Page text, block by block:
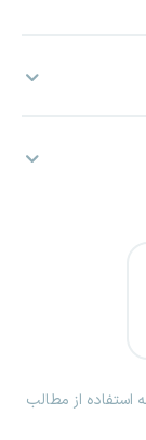
استفاده از مطالب